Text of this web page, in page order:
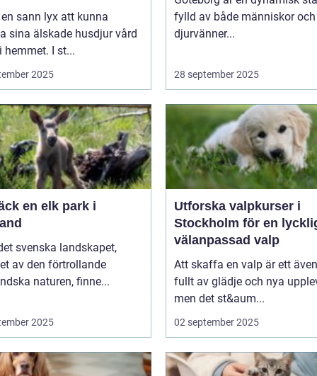
sann lyx att kunna
sina älskade husdjur vård
hemmet. I st...
2025
fylld av både människor
djurvänner...
28 september 2025
en elk park i
svenska landskapet,
av den förtrollande
naturen, finne...
2025
Utforska valpkurser i
Stockholm för en
välanpassad valp
Att skaffa en valp är ett
fullt av glädje och nya
men det st&aum...
02 september 2025